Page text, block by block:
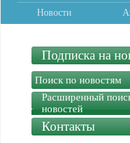
Новости
Подписка на
Расширенный
новостей
Контакты